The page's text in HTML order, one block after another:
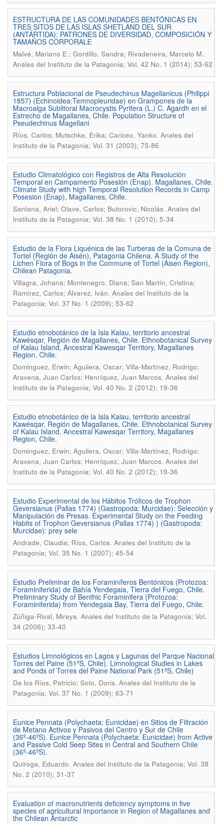
ESTRUCTURA DE LAS COMUNIDADES BENTÓNICAS EN
TRES SITOS DE LAS ISLAS SHETLAND DEL SUR
(ANTÁRTIDA): PATRONES DE DIVERSIDAD, COMPOSICIÓN Y
TAMAÑOS CORPORALE
Malvé, Mariano E.; Gordillo, Sandra; Rivadeneira, Marcelo M..
Anales del Instituto de la Patagonia; Vol. 42 No. 1 (2014); 53-62
Estructura Poblacional de Pseudechinus Magellanicus (Philippi
1857) (Echinoidea:Temnopleuridae) en Grampones de la
Macroalga Sublitoral Macrocystis Pyrifera (L.) C. Agardh en el
Estrecho de Magallanes, Chile. Population Structure of
Pseudechinus Magellani
Ríos, Carlos; Mutschke, Erika; Cariceo, Yanko. Anales del
Instituto de la Patagonia; Vol. 31 (2003); 75-86
Estudio Climatológico con Registros de Alta Resolución
Temporal en Campamento Posesión (Enap). Magallanes, Chile.
Climate Study with high Temporal Resolution Records in Camp
Posesion (Enap), Magallanes, Chile.
Santana, Ariel; Olave, Carlos; Butorovic, Nicolás. Anales del
Instituto de la Patagonia; Vol. 38 No. 1 (2010); 5-34
Estudio de la Flora Liquénica de las Turberas de la Comuna de
Tortel (Región de Aisén), Patagonia Chilena. A Study of the
Lichen Flora of Bogs in the Commune of Tortel (Aisen Region),
Chilean Patagonia.
Villagra, Johana; Montenegro, Diana; San Martín, Cristina;
Ramírez, Carlos; Álvarez, Iván. Anales del Instituto de la
Patagonia; Vol. 37 No. 1 (2009); 53-62
Estudio etnobotánico de la Isla Kalau, territorio ancestral
Kawésqar, Región de Magallanes, Chile. Ethnobotanical Survey
of Kalau Island, Ancestral Kawesqar Territory, Magallanes
Region, Chile.
Dominguez, Erwin; Aguilera, Oscar; Villa-Martínez, Rodrigo;
Aravena, Juan Carlos; Henríquez, Juan Marcos. Anales del
Instituto de la Patagonia; Vol. 40 No. 2 (2012); 19-36
Estudio etnobotánico de la Isla Kalau, territorio ancestral
Kawésqar, Región de Magallanes, Chile. Ethnobotanical Survey
of Kalau Island, Ancestral Kawesqar Territory, Magallanes
Region, Chile.
Dominguez, Erwin; Aguilera, Oscar; Villa-Martínez, Rodrigo;
Aravena, Juan Carlos; Henríquez, Juan Marcos. Anales del
Instituto de la Patagonia; Vol. 40 No. 2 (2012); 19-36
Estudio Experimental de los Hábitos Tróficos de Trophon
Geversianus (Pallas 1774) (Gastropoda: Murcidae): Selección y
Manipulación de Presas. Experimental Study on the Feeding
Habits of Trophon Geversianus (Pallas 1774) ) (Gastropoda:
Murcidae): prey sele
Andrade, Claudia; Ríos, Carlos. Anales del Instituto de la
Patagonia; Vol. 35 No. 1 (2007); 45-54
Estudio Preliminar de los Foraminíferos Bentónicos (Protozoa:
Foraminiferida) de Bahía Yendegaia, Tierra del Fuego, Chile.
Preliminary Study of Benthic Foraminifera (Protozoa:
Foraminiferida) from Yendegaia Bay, Tierra del Fuego, Chile.
Zúñiga-Rival, Mireya. Anales del Instituto de la Patagonia; Vol.
34 (2006); 33-40
Estudios Limnológicos en Lagos y Lagunas del Parque Nacional
Torres del Paine (51ºS, Chile). Limnological Studies in Lakes
and Ponds of Torres del Paine National Park (51ºS, Chile)
De los Ríos, Patricio; Soto, Doris. Anales del Instituto de la
Patagonia; Vol. 37 No. 1 (2009); 63-71
Eunice Pennata (Polychaeta: Eunicidae) en Sitios de Filtración
de Metano Activos y Pasivos del Centro y Sur de Chile
(36º-46ºS). Eunice Pennata (Polychaeta: Eunicidae) from Active
and Passive Cold Seep Sites in Central and Southern Chile
(36º-46ºS).
Quiroga, Eduardo. Anales del Instituto de la Patagonia; Vol. 38
No. 2 (2010); 31-37
Evaluation of macronutrients deficiency symptoms in five
species of agricultural importance in Region of Magallanes and
the Chilean Antarctic